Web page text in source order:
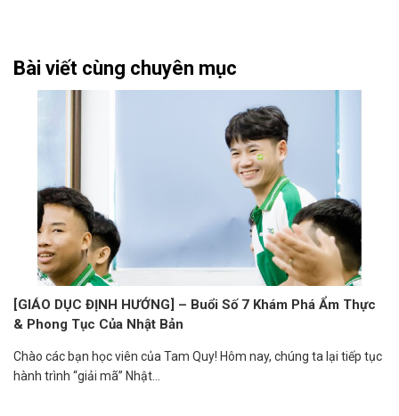
Bài viết cùng chuyên mục
[GIÁO DỤC ĐỊNH HƯỚNG] – Buổi Số 7 Khám Phá Ẩm Thực
& Phong Tục Của Nhật Bản
Chào các bạn học viên của Tam Quy! Hôm nay, chúng ta lại tiếp tục
hành trình “giải mã” Nhật...